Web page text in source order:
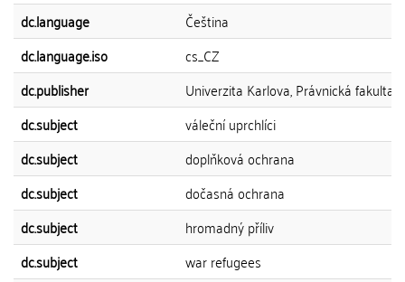
dc.language
Čeština
dc.language.iso
cs_CZ
dc.publisher
Univerzita Karlova, Právnická fakulta
dc.subject
váleční uprchlíci
dc.subject
doplňková ochrana
dc.subject
dočasná ochrana
dc.subject
hromadný příliv
dc.subject
war refugees